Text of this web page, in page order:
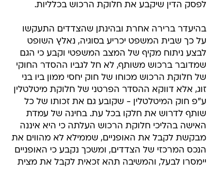
לפסק הדין שיקבע את חלוקת הרכוש בכלליות.
בהיעדר ברירה אחרת ובהינתן שהצדדים התעקשו
על כך שבית המשפט יכריע בסוגיה, נאלץ השופט
לבצע ניתוח מקיף של המצב המשפטי וקבע כי הגם
שמדובר ברכוש משותף, לא חל לגביו ההסדר החוקי
של חלוקת הרכוש מכוחו של חוק יחסי ממון ביו בני
זוג, אלא דווקא ההסדר הפרטני של חלוקת מיטלטלין
ע"פ חוק המיטלטלין - שקובע גם את זכותו של כל
שותף לדרוש את חלקו בכל עת. בחינה של עמדת
האישה בהליכי חלוקת הרכוש העלתה כי היא איננה
מבקשת לקבל את האופניים, שממילא לא מהווים את
הנכס המרכזי של הצדדים, ומשכך נקבע כי האופניים
יימסרו לבעל, והמשיבה תהא זכאית לקבל את מצית